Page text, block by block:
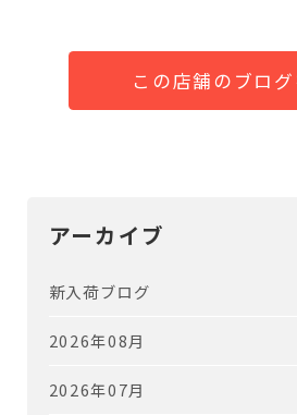
この店舗のブロ
アーカイブ
新入荷ブログ
2026年08月
2026年07月